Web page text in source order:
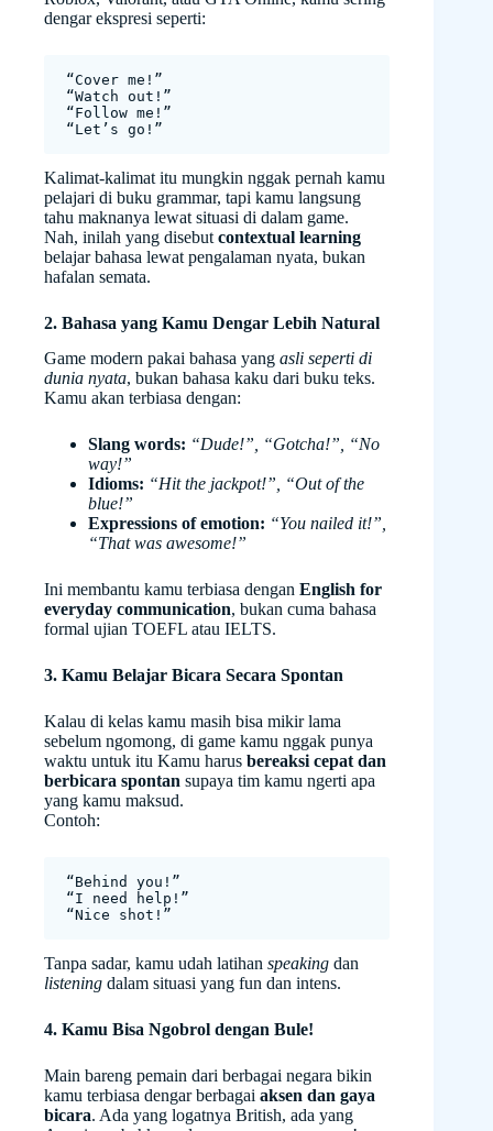
dengar ekspresi seperti:
“Cover me!”
“Watch out!”
“Follow me!”
“Let’s go!”
Kalimat-kalimat itu mungkin nggak pernah kamu
pelajari di buku grammar, tapi kamu langsung
tahu maknanya lewat situasi di dalam game.
Nah, inilah yang disebut contextual learning
belajar bahasa lewat pengalaman nyata, bukan
hafalan semata.
2. Bahasa yang Kamu Dengar Lebih Natural
Game modern pakai bahasa yang asli seperti di
dunia nyata, bukan bahasa kaku dari buku teks.
Kamu akan terbiasa dengan:
Slang words: “Dude!”, “Gotcha!”, “No
way!”
Idioms: “Hit the jackpot!”, “Out of the
blue!”
Expressions of emotion: “You nailed it!”,
“That was awesome!”
Ini membantu kamu terbiasa dengan English for
everyday communication, bukan cuma bahasa
formal ujian TOEFL atau IELTS.
3. Kamu Belajar Bicara Secara Spontan
Kalau di kelas kamu masih bisa mikir lama
sebelum ngomong, di game kamu nggak punya
waktu untuk itu Kamu harus bereaksi cepat dan
berbicara spontan supaya tim kamu ngerti apa
yang kamu maksud.
Contoh:
“Behind you!”
“I need help!”
“Nice shot!”
Tanpa sadar, kamu udah latihan speaking dan
listening dalam situasi yang fun dan intens.
4. Kamu Bisa Ngobrol dengan Bule!
Main bareng pemain dari berbagai negara bikin
kamu terbiasa dengar berbagai aksen dan gaya
bicara. Ada yang logatnya British, ada yang